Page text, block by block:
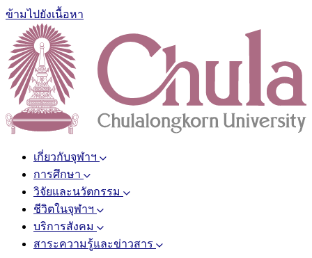
ข้ามไปยังเนื้อหา
เกี่ยวกับจุฬาฯ
การศึกษา
วิจัยและนวัตกรรม
ชีวิตในจุฬาฯ
บริการสังคม
สาระความรู้และข่าวสาร